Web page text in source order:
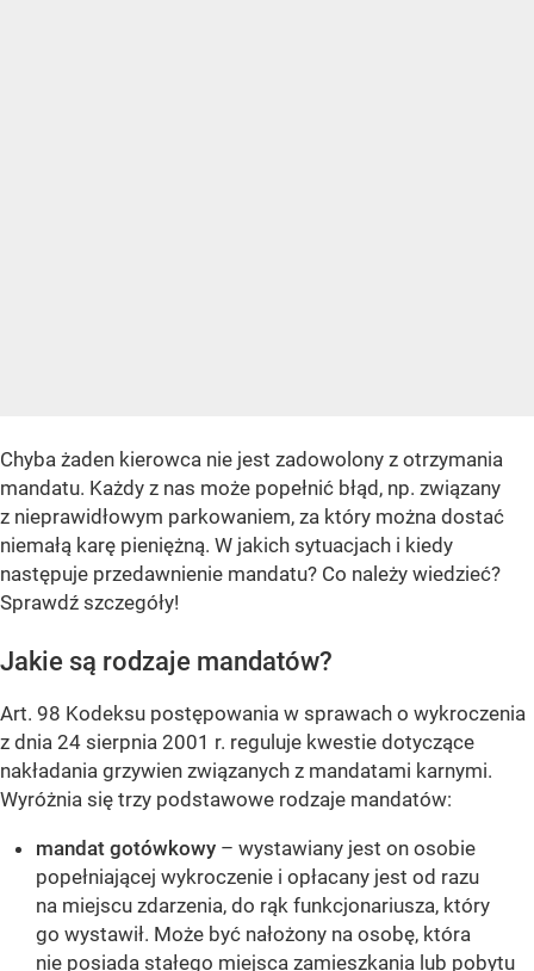
Chyba żaden kierowca nie jest zadowolony z otrzymania
mandatu. Każdy z nas może popełnić błąd, np. związany
z nieprawidłowym parkowaniem, za który można dostać
niemałą karę pieniężną. W jakich sytuacjach i kiedy
następuje przedawnienie mandatu? Co należy wiedzieć?
Sprawdź szczegóły!
Jakie są rodzaje mandatów?
Art. 98 Kodeksu postępowania w sprawach o wykroczenia
z dnia 24 sierpnia 2001 r. reguluje kwestie dotyczące
nakładania grzywien związanych z mandatami karnymi.
Wyróżnia się trzy podstawowe rodzaje mandatów:
mandat gotówkowy – wystawiany jest on osobie
popełniającej wykroczenie i opłacany jest od razu
na miejscu zdarzenia, do rąk funkcjonariusza, który
go wystawił. Może być nałożony na osobę, która
nie posiada stałego miejsca zamieszkania lub pobytu